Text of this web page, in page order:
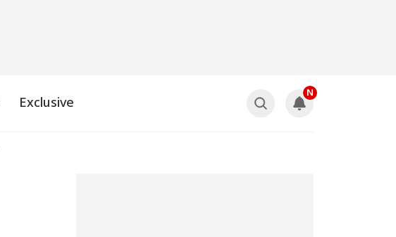
Exclusive
N